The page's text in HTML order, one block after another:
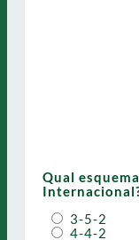
Qual
3-5-2
4-4-2